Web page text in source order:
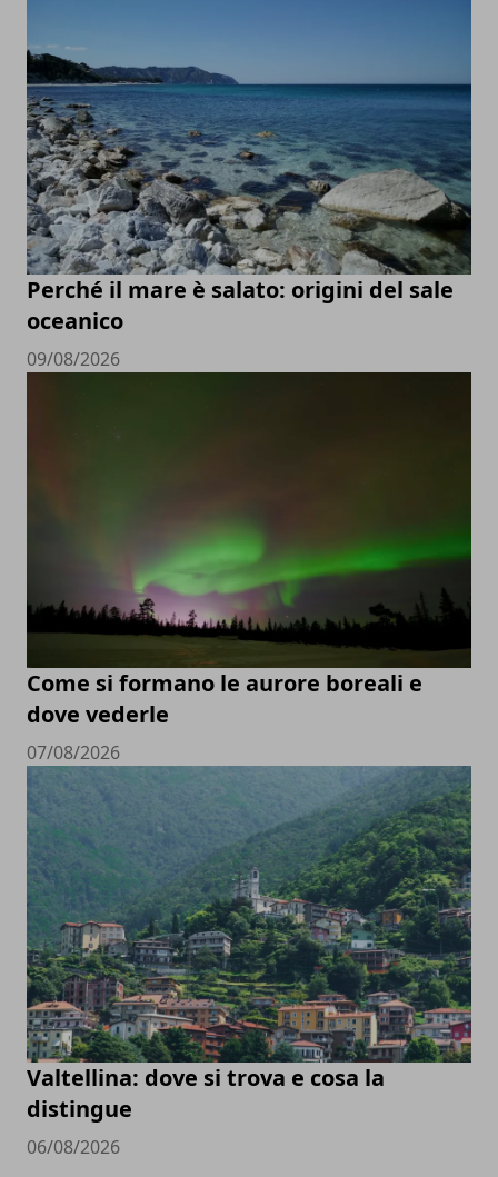
Perché il mare è salato: origini del sale
oceanico
09/08/2026
Come si formano le aurore boreali e
dove vederle
07/08/2026
Valtellina: dove si trova e cosa la
distingue
06/08/2026